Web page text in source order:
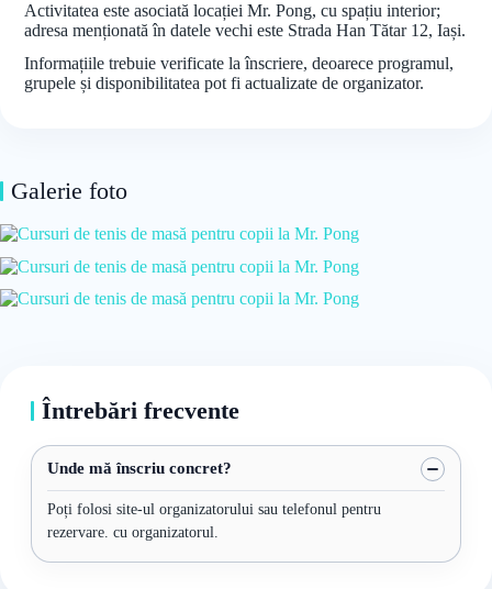
Activitatea este asociată locației Mr. Pong, cu spațiu interior;
adresa menționată în datele vechi este Strada Han Tătar 12, Iași.
Informațiile trebuie verificate la înscriere, deoarece programul,
grupele și disponibilitatea pot fi actualizate de organizator.
Galerie foto
Întrebări frecvente
Unde mă înscriu concret?
Poți folosi site-ul organizatorului sau telefonul pentru
rezervare. cu organizatorul.